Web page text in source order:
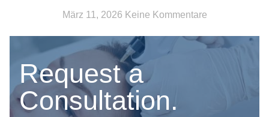
März 11, 2026 Keine Kommentare
Request a
Consultation.